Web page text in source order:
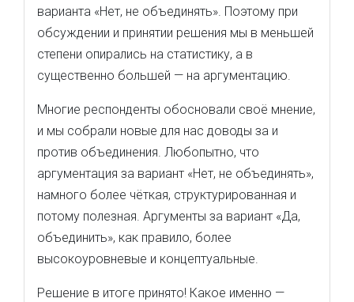
варианта «Нет, не объединять». Поэтому при
обсуждении и принятии решения мы в меньшей
степени опирались на статистику, а в
существенно большей — на аргументацию.
Многие респонденты обосновали своё мнение,
и мы собрали новые для нас доводы за и
против объединения. Любопытно, что
аргументация за вариант «Нет, не объединять»,
намного более чёткая, структурированная и
потому полезная. Аргументы за вариант «Да,
объединить», как правило, более
высокоуровневые и концептуальные.
Решение в итоге принято! Какое именно —